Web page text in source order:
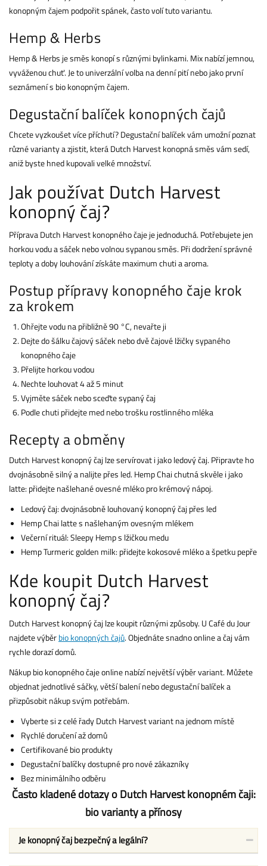
konopným čajem podpořit spánek, často volí tuto variantu.
Hemp & Herbs
Hemp & Herbs je směs konopí s různými bylinkami. Mix nabízí jemnou,
vyváženou chuť. Je to univerzální volba na denní pití nebo jako první
seznámení s bio konopným čajem.
Degustační balíček konopných čajů
Chcete vyzkoušet více příchutí? Degustační balíček vám umožní poznat
různé varianty a zjistit, která Dutch Harvest konopná směs vám sedí,
aniž byste hned kupovali velké množství.
Jak používat Dutch Harvest
konopný čaj?
Příprava Dutch Harvest konopného čaje je jednoduchá. Potřebujete jen
horkou vodu a sáček nebo volnou sypanou směs. Při dodržení správné
teploty a doby louhování získáte maximum chuti a aroma.
Postup přípravy konopného čaje krok
za krokem
Ohřejte vodu na přibližně 90 °C, nevařte ji
Dejte do šálku čajový sáček nebo dvě čajové lžičky sypaného
konopného čaje
Přelijte horkou vodou
Nechte louhovat 4 až 5 minut
Vyjměte sáček nebo sceďte sypaný čaj
Podle chuti přidejte med nebo trošku rostlinného mléka
Recepty a obměny
Dutch Harvest konopný čaj lze servírovat i jako ledový čaj. Připravte ho
dvojnásobně silný a nalijte přes led. Hemp Chai chutná skvěle i jako
latte: přidejte našlehané ovesné mléko pro krémový nápoj.
Ledový čaj: dvojnásobně louhovaný konopný čaj přes led
Hemp Chai latte s našlehaným ovesným mlékem
Večerní rituál: Sleepy Hemp s lžičkou medu
Hemp Turmeric golden milk: přidejte kokosové mléko a špetku pepře
Kde koupit Dutch Harvest
konopný čaj?
Dutch Harvest konopný čaj lze koupit různými způsoby. U Café du Jour
najdete výběrbio konopných čajů. Objednáte snadno online a čaj vám
rychle dorazí domů.
Nákup bio konopného čaje online nabízí největší výběr variant. Můžete
objednat jednotlivé sáčky, větší balení nebo degustační balíček a
přizpůsobit nákup svým potřebám.
Vyberte si z celé řady Dutch Harvest variant na jednom místě
Rychlé doručení až domů
Certifikované bio produkty
Degustační balíčky dostupné pro nové zákazníky
Bez minimálního odběru
Často kladené dotazy o Dutch Harvest konopném čaji:
bio varianty a přínosy
Je konopný čaj bezpečný a legální?